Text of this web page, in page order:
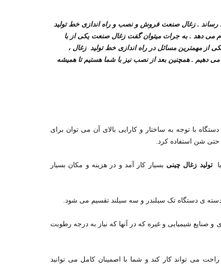
رساند . زغال صنعت فروش و نصب و راه اندازی خط تولید
می دهد . به جرات میتوان گفت زغال صنعت یکی از با
مهمترین مسائل در راه اندازی خط تولید زغال ،
دهیم . همچنین بعد از نصب نیز با شما هستیم تا همیشه
با توجه به ساختار و کارایی بالای آن می توان برای
شن استفاده کرد.
تولید زغال چینی بسیار کار آمد و در هزینه و مکان بسیار
ی دستگاه تک سیلندر و سه سیلند تقسیم می شود.
صنایع شیمیایی و غیره که در آنها که نیاز به درجه رطوبت
می تواند کار کند و شما با اصمینان کامل می توانید